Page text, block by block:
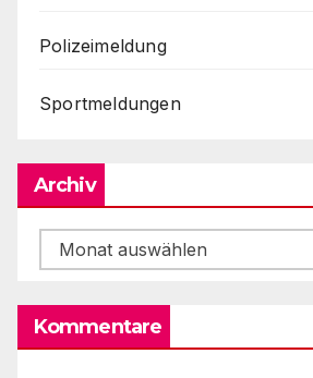
Polizeimeldung
Sportmeldungen
Archiv
Archiv
Kommentare